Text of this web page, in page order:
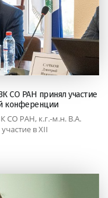
СО РАН принял участие
конференции
СО РАН, к.г.-м.н. В.А.
в XII